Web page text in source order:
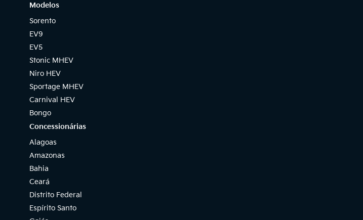
Modelos
Sorento
EV9
EV5
Stonic MHEV
Niro HEV
Sportage MHEV
Carnival HEV
Bongo
Concessionárias
Alagoas
Amazonas
Bahia
Ceará
Distrito Federal
Espírito Santo